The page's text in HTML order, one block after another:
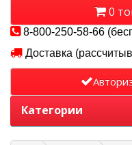
0
8-800-250-58-66
Доставка
Категории